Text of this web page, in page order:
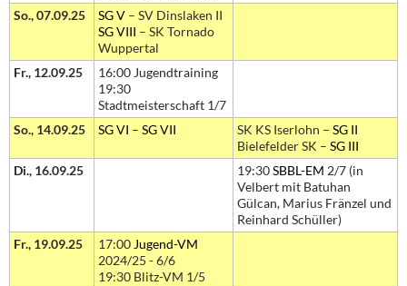
So., 07.09.25
SG V – SV Dinslaken II
SG VIII – SK Tornado
Wuppertal
Fr., 12.09.25
16:00 Jugendtraining
19:30
Stadtmeisterschaft 1/7
So., 14.09.25
SG VI – SG VII SK KS Iserlohn – SG II
Bielefelder SK – SG III
Di., 16.09.25
19:30SBBL-EM 2/7 (in
Velbert mit Batuhan
Gülcan, Marius Fränzel und
Reinhard Schüller)
Fr., 19.09.25
17:00 Jugend-VM
2024/25 - 6/6
19:30 Blitz-VM 1/5